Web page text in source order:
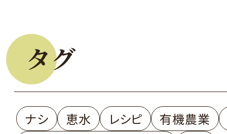
タグ
ナシ 恵水 レシピ
有機農業